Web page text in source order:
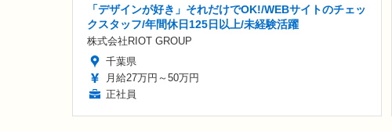
「デザインが好き」それだけでOK!/WEBサイトのチェッ
クスタッフ/年間休日125日以上/未経験活躍
株式会社RIOT GROUP
千葉県
月給27万円～50万円
正社員